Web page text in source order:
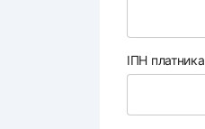
ІПН платника